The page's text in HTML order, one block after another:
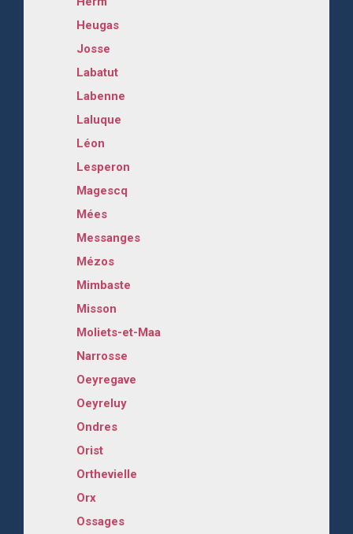
Heugas
Josse
Labatut
Labenne
Laluque
Léon
Lesperon
Magescq
Mées
Messanges
Mézos
Mimbaste
Misson
Moliets-et-Maa
Narrosse
Oeyregave
Oeyreluy
Ondres
Orist
Orthevielle
Orx
Ossages